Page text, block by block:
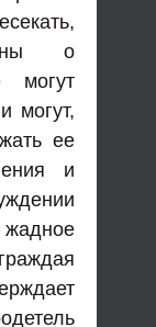
о
могут
могут,
ее
и